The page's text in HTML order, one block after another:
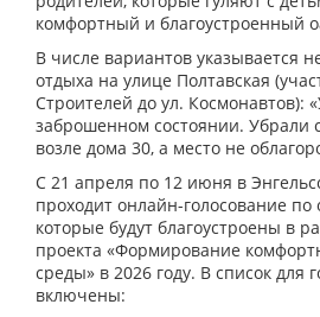
комфортный и благоустроенный
В числе вариантов указывается
отдыха на улице Полтавская
Строителей до ул. Космонавтов):
заброшенном состоянии. Убрали
возле дома 30, а место не
С 21 апреля по 12 июня в
проходит онлайн-голосование по
которые будут благоустроены в
проекта «Формирование
среды» в 2026 году. В список для
включены: